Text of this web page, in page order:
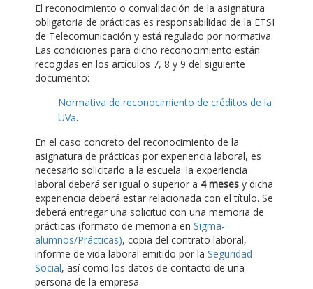
El reconocimiento o convalidación de la asignatura
obligatoria de prácticas es responsabilidad de la ETSI
de Telecomunicación y está regulado por normativa.
Las condiciones para dicho reconocimiento están
recogidas en los artículos 7, 8 y 9 del siguiente
documento:
Normativa de reconocimiento de créditos de la
UVa.
En el caso concreto del reconocimiento de la
asignatura de prácticas por experiencia laboral, es
necesario solicitarlo a la escuela: la experiencia
laboral deberá ser igual o superior a 4 meses y dicha
experiencia deberá estar relacionada con el título. Se
deberá entregar una solicitud con una memoria de
prácticas (formato de memoria en Sigma-
alumnos/Prácticas), copia del contrato laboral,
informe de vida laboral emitido por la Seguridad
Social, así como los datos de contacto de una
persona de la empresa.